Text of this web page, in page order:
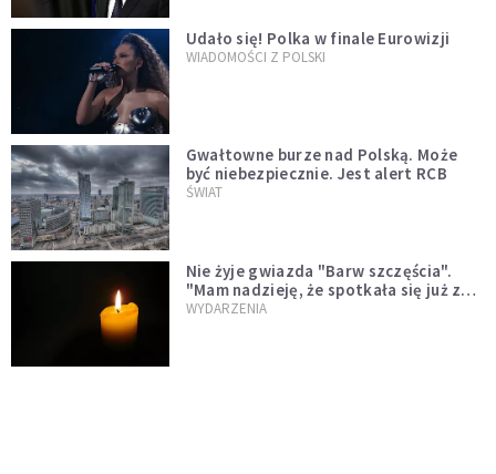
Udało się! Polka w finale Eurowizji
WIADOMOŚCI Z POLSKI
Gwałtowne burze nad Polską. Może
być niebezpiecznie. Jest alert RCB
ŚWIAT
Nie żyje gwiazda "Barw szczęścia".
"Mam nadzieję, że spotkała się już z
Bogiem, którego tak bardzo kochała"
WYDARZENIA